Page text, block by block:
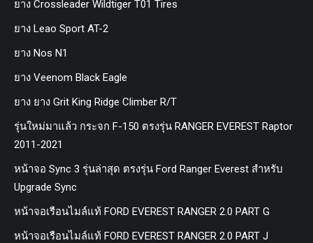
ยาง Crossleader Wildtiger T01 Tires
ยาง Leao Sport AT-2
ยาง Nos N1
ยาง Veenom Black Eagle
ยาง ยาง Grit King Ridge Climber R/T
รุ่นใหม่มาแล้ว กระจก F-150 ตรงรุ่น RANGER EVEREST Raptor
2011-2021
หน้าจอ Sync 3 รุ่นล่าสุด ตรงรุ่น Ford Ranger Everest สำหรับ
Upgrade Sync
หน้าจอเรือนไมล์แท้ FORD EVEREST RANGER 2.0 PART G
หน้าจอเรือนไมล์แท้ FORD EVEREST RANGER 2.0 PART J